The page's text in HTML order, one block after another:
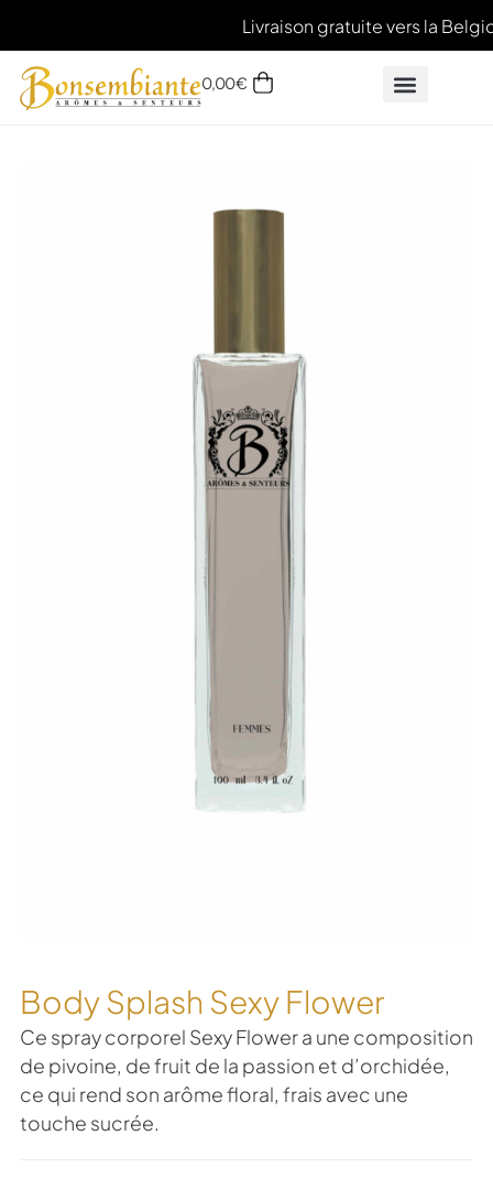
Livraison gratuite vers la
0,00€
Body Splash Sexy Flower
Ce spray corporel Sexy Flower a une composition
de pivoine, de fruit de la passion et d’orchidée,
ce qui rend son arôme floral, frais avec une
touche sucrée.